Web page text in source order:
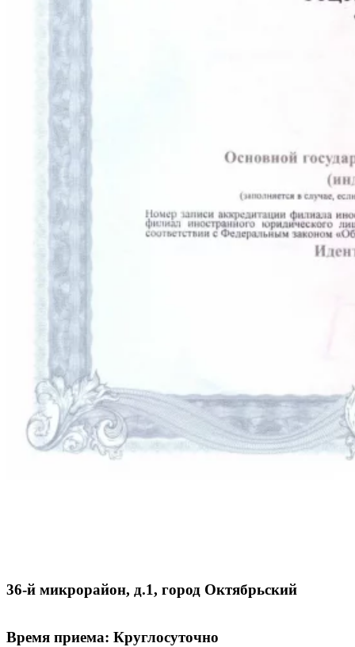
36-й микрорайон, д.1, город Октябрьский
Время приема: Круглосуточно